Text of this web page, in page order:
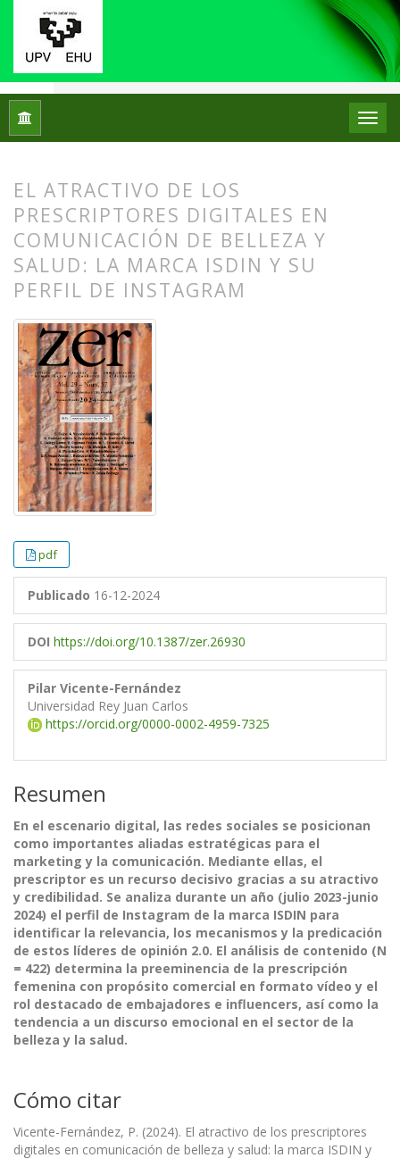
Inicio Vol. 29 Núm. 57 (2024): ZER. Revista de
EL ATRACTIVO DE LOS
PRESCRIPTORES DIGITALES EN
COMUNICACIÓN DE BELLEZA Y
SALUD: LA MARCA ISDIN Y SU
PERFIL DE INSTAGRAM
pdf
Publicado 16-12-2024
DOI https://doi.org/10.1387/zer.26930
Pilar Vicente-Fernández
Universidad Rey Juan Carlos
https://orcid.org/0000-0002-4959-7325
Resumen
En el escenario digital, las redes sociales se posicionan
como importantes aliadas estratégicas para el
marketing y la comunicación. Mediante ellas, el
prescriptor es un recurso decisivo gracias a su atractivo
y credibilidad. Se analiza durante un año (julio 2023-junio
2024) el perfil de Instagram de la marca ISDIN para
identificar la relevancia, los mecanismos y la predicación
de estos líderes de opinión 2.0. El análisis de contenido (N
= 422) determina la preeminencia de la prescripción
femenina con propósito comercial en formato vídeo y el
rol destacado de embajadores e influencers, así como la
tendencia a un discurso emocional en el sector de la
belleza y la salud.
Cómo citar
Vicente-Fernández, P. (2024). El atractivo de los prescriptores
digitales en comunicación de belleza y salud: la marca ISDIN y